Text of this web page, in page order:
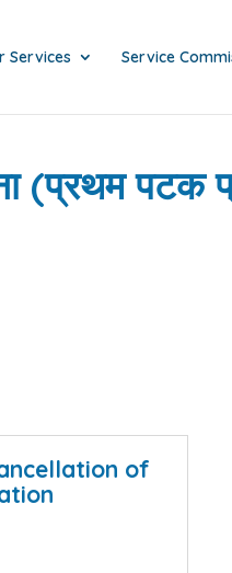
Services Service
(प्रथम पटक
of